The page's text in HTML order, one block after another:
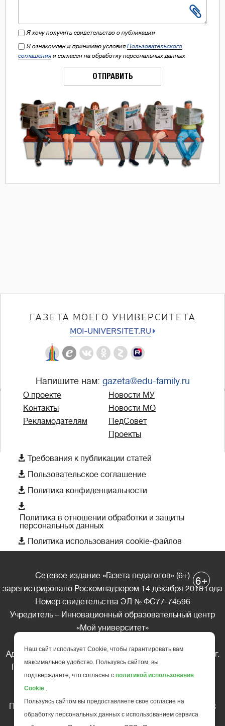
Я хочу получить свидетельство о публикации
Я ознакомлен и принимаю условия Пользовательского
соглашения и согласен на обработку персональных данных
ОТПРАВИТЬ
ГАЗЕТА МОЕГО УНИВЕРСИТЕТА
MOI-UNIVERSITET.RU
Напишите нам: gazeta@edu-family.ru
О проекте
Контакты
Рекламодателям
Новости МУ
Новости МО
ПедСовет
Проекты
 Требования к публикации статей
 Пользовательское соглашение
 Политика конфиденциальности

Политика в отношении обработки и защиты
персональных данных
 Политика использования cookie-файлов
Сетевое издание «Газета педагогов» (6+)
зарегистрировано Роскомнадзором 14 декабря 2018 года
Номер свидетельства ЭЛ № ФС77-74596
Учредитель – Инновационный образовательный центр
«Мой университет»
Адрес редакции: 185035 Россия, Республика Карелия, г.
Петрозаводск, ул. Фридриха Энгельса д.10, офис 211
Телефон редакции: +7 (499) 685-10-45
Перепечатка материалов газеты допускается только c
письменного разрешения редакции
6+
Наш сайт использует Cookie, чтобы гарантировать вам
максимальное удобство. Пользуясь сайтом, вы
подтверждаете, что согласны с политикой использования
Cookie .
Пользуясь сайтом вы предоставляете свое согласие на
обработку персональных данных с использованием сервиса